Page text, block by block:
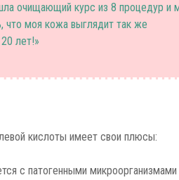
очищающий курс из 8 процедур и
что моя кожа выглядит так же
лет!»
кислоты имеет свои плюсы:
с патогенными микроорганизмами